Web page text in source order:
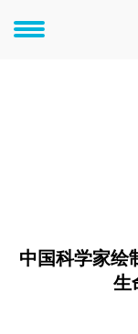
新闻中心
中国科学家绘
生